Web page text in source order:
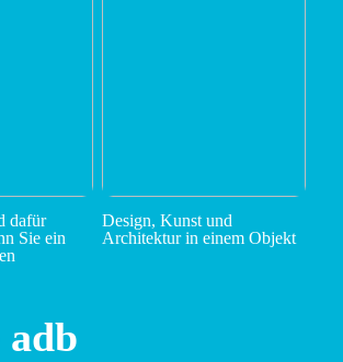
dafür
Sie ein
Design, Kunst und
Architektur in einem Objekt
adb